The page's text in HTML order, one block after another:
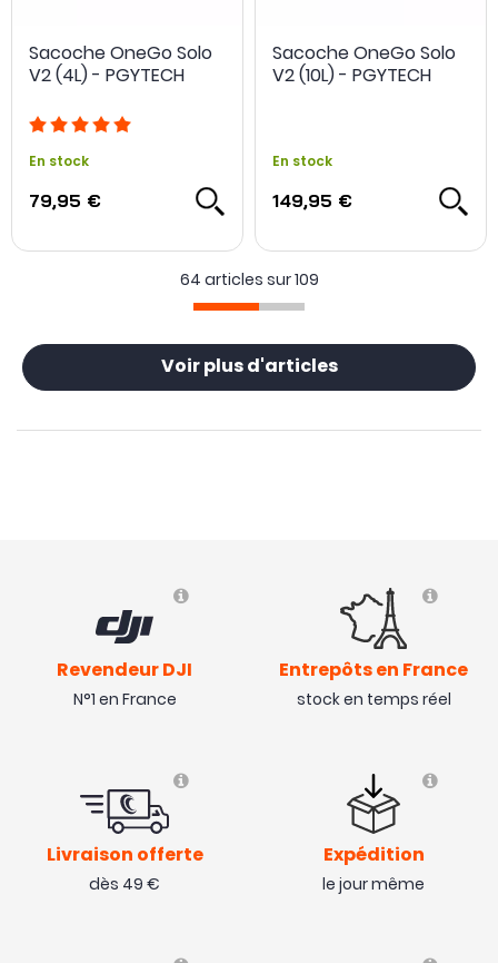
Sacoche OneGo Solo
V2 (4L) - PGYTECH
En stock
79,95 €
Sacoche OneGo Solo
V2 (10L) - PGYTECH
En stock
149,95 €
64 articles sur109
Voir plus d'articles
Revendeur DJI
N°1 en France
Entrepôts en France
stock en temps réel
Livraison offerte
dès 49 €
Expédition
le jour même